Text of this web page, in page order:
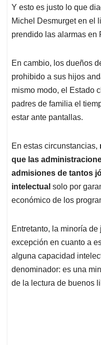
Y esto es justo lo que
Michel Desmurget en el
prendido las alarmas en
En cambio, los dueños
prohibido a sus hijos
mismo modo, el Estado
padres de familia el
estar ante pantallas.
En estas circunstancias,
que las
admisiones de tantos
intelectual solo por
económico de los
Entretanto, la minoría
excepción en cuanto a
alguna capacidad
denominador: es una
de la lectura de buenos